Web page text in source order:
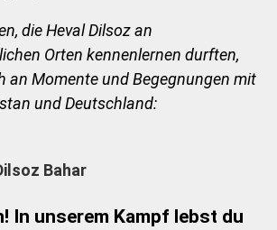
die Heval Dilsoz an
Orten kennenlernen durften,
an Momente und Begegnungen mit
und Deutschland:
Bahar
In unserem Kampf lebst du